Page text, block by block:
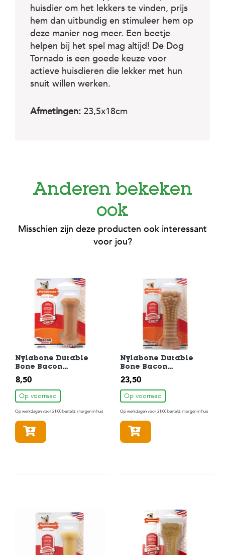
huisdier om het lekkers te vinden, prijs
hem dan uitbundig en stimuleer hem op
deze manier nog meer. Een beetje
helpen bij het spel mag altijd! De Dog
Tornado is een goede keuze voor
actieve huisdieren die lekker met hun
snuit willen werken.
Afmetingen: 23,5x18cm
Anderen bekeken
ook
Misschien zijn deze producten ook interessant
voor jou?
Nylabone Durable
Bone Bacon
Hondenkluif
Hondenspeelgoed tot
11kg
8,50
Op voorraad
Op werkdagen voor 21:00 besteld, morgen in huis
Nylabone Durable
Bone Bacon
Hondenkluif
Hondenspeelgoed tot
30kg
23,50
Op voorraad
Op werkdagen voor 21:00 besteld, morgen in huis